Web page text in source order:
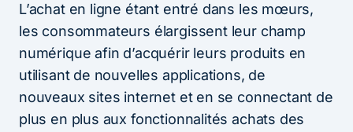
L’achat en ligne étant entré dans les mœurs,
les consommateurs élargissent leur champ
numérique afin d’acquérir leurs produits en
utilisant de nouvelles applications, de
nouveaux sites internet et en se connectant de
plus en plus aux fonctionnalités achats des